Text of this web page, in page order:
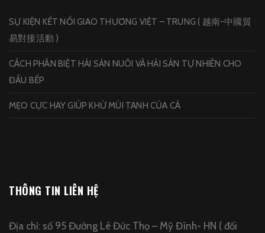
SỰ KIỆN KẾT NỐI GIAO THƯƠNG VIỆT – TRUNG ( 越南-中國貿
易對接活動 )
CÁCH PHÂN BIỆT HẢI SẢN NUÔI VÀ HẢI SẢN TỰ NHIÊN CHO
ĐẦU BẾP
MẸO CỰC HAY GIÚP KHỬ MÙI TANH CỦA CÁ
THÔNG TIN LIÊN HỆ
Địa chỉ: số 95 Đường Lê Đức Thọ – Mỹ Đình- HN ( đối